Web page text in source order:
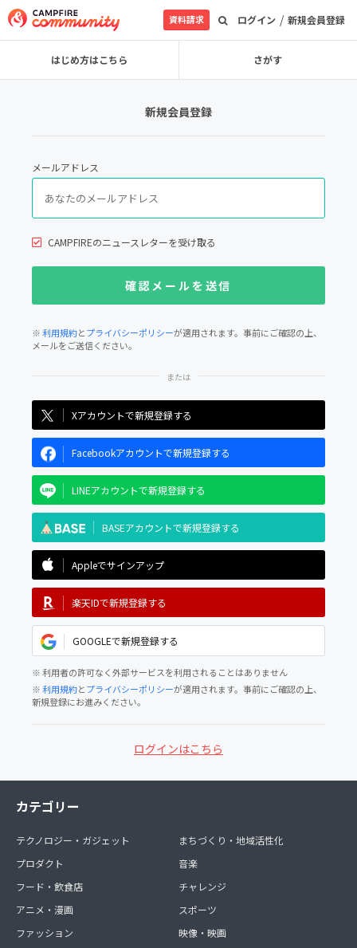
ログイン / 新規会員登録
資料請求
はじめ方はこちら さがす
新規会員登録
メールアドレス
CAMPFIREのニュースレターを受け取る
※利用規約とプライバシーポリシーが適用されます。事前にご確認の上、
メールをご送信ください。
Xアカウントで新規登録する
Facebookアカウントで新規登録する
LINEアカウントで新規登録する
BASEアカウントで新規登録する
Appleでサインアップ
楽天IDで新規登録する
GOOGLEで新規登録する
※ 利用者の許可なく外部サービスを利用されることはありません
※利用規約とプライバシーポリシーが適用されます。事前にご確認の上、
新規登録にお進みください。
ログインはこちら
カテゴリー
テクノロジー・ガジェット
プロダクト
フード・飲食店
アニメ・漫画
ファッション
まちづくり・地域活性化
音楽
チャレンジ
スポーツ
映像・映画